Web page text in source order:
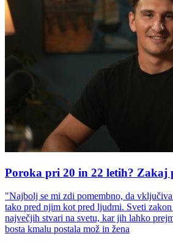
Poroka pri 20 in 22 letih? Zakaj
"Najbolj se mi zdi pomembno, da
tako pred njim kot pred ljudmi. Sveti zakon
največjih stvari na svetu, kar jih lahko
bosta kmalu postala mož in žena